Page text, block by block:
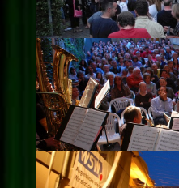
Kinogutschein
Konzept
Archiv
Kontakt
Impressum
Datenschutz